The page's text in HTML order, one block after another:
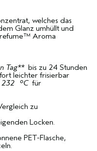
welches das
Glanz umhüllt und
Aroma
Tag** bis zu 24 Stunden
leichter frisierbar
232 °C für
zu
Locken.
PET-Flasche,